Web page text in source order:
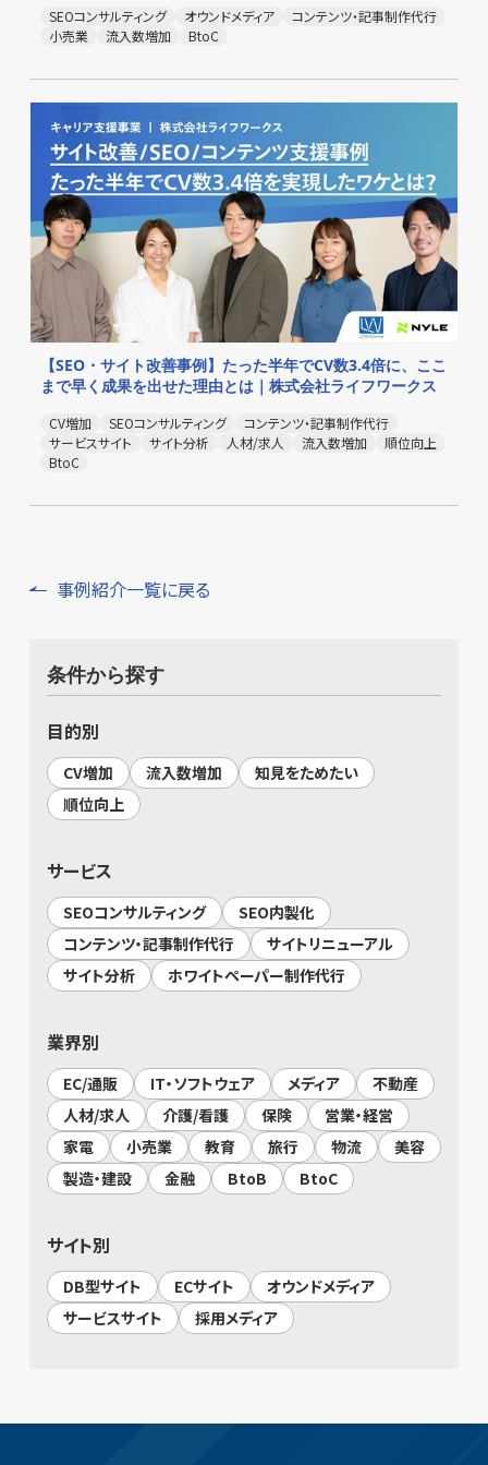
SEOコンサルティング オウンドメディア
コンテンツ・記事制作代行
小売業
流入数増加 BtoC
【SEO・サイト改善事例】たった半年でCV数3.4倍に、ここ
まで早く成果を出せた理由とは｜株式会社ライフワークス
CV増加 SEOコンサルティング
コンテンツ・記事制作代行
サービスサイト
サイト分析 人材/求人 流入数増加
順位向上
BtoC
事例紹介一覧に戻る
条件から探す
目的別
CV増加 流入数増加
知見をためたい
順位向上
サービス
SEOコンサルティング
SEO内製化
コンテンツ・記事制作代行
サイトリニューアル
サイト分析
ホワイトペーパー制作代行
業界別
EC/通販 IT・ソフトウェア メディア
不動産
人材/求人
介護/看護 保険
営業・経営
家電
小売業 教育 旅行 物流
美容
製造・建設
金融 BtoB BtoC
サイト別
DB型サイト ECサイト
オウンドメディア
サービスサイト
採用メディア